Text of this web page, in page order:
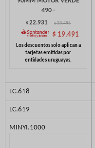
490 -
$22.931 $ 23.495
$ 19.491
LC.618
LC.619
MINYI.1000